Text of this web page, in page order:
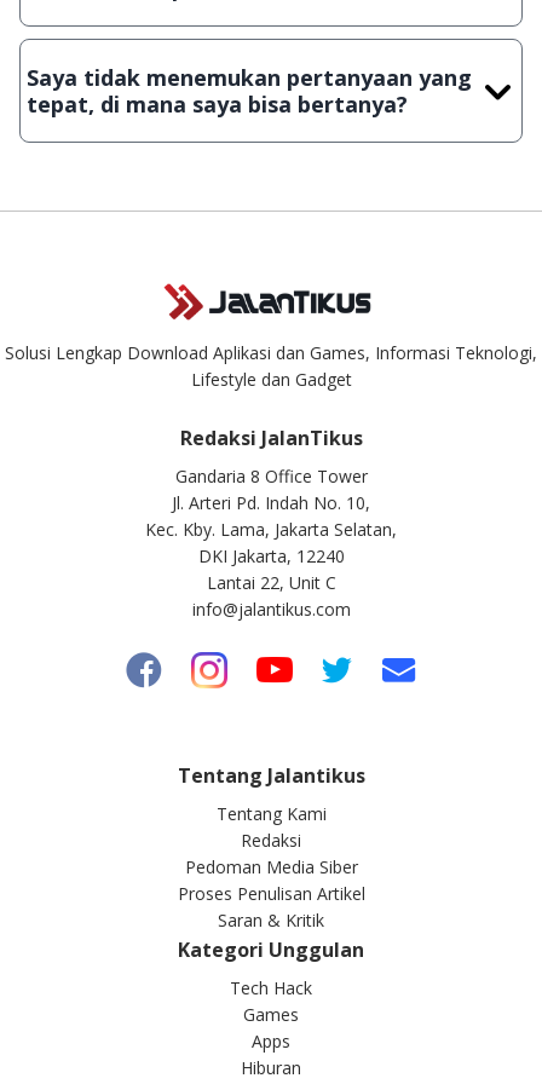
Demi menjaga kualitas aplikasi dan games yang ada di
download secara manual, sehingga kuota sebesar ribuan
aplikasi & games tidak dapat tercapai dalam waktu yang
singkat.
Saya tidak menemukan pertanyaan yang
tepat, di mana saya bisa bertanya?
Kami dengan senang hati menjawab setiap pertanyaan yang
Solusi Lengkap Download Aplikasi dan Games, Informasi Teknologi,
Lifestyle dan Gadget
Redaksi JalanTikus
Gandaria 8 Office Tower
Jl. Arteri Pd. Indah No. 10,
Kec. Kby. Lama, Jakarta Selatan,
DKI Jakarta, 12240
Lantai 22, Unit C
info@jalantikus.com
Tentang Jalantikus
Tentang Kami
Redaksi
Pedoman Media Siber
Proses Penulisan Artikel
Saran & Kritik
Kategori Unggulan
Tech Hack
Games
Apps
Hiburan